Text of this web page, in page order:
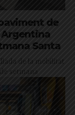
de
Santa
de la mobilitat
setmana